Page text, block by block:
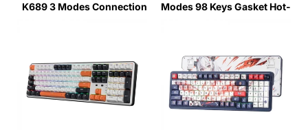
Modes 98 Keys Gasket Hot-
Mechanical Switches -
Blue/White
K689 3 Modes Connection